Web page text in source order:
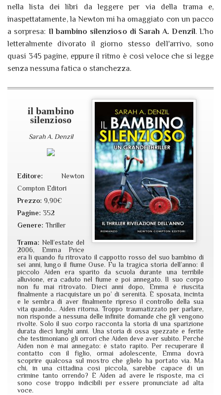
nella lista dei libri da leggere per via della trama e,
inaspettatamente, la Newton mi ha omaggiato con un pacco
a sorpresa: Il bambino silenzioso di Sarah A. Denzil. L'ho
letteralmente divorato il giorno stesso dell'arrivo, sono
quasi 345 pagine, eppure il ritmo è così veloce che si legge
senza nessuna fatica o stanchezza.
il bambino
silenzioso
Sarah A. Denzil
Editore: Newton
Compton Editori
Prezzo:9,90€
Pagine:352
Genere:Thriller
Trama: Nell’estate del
2006, Emma Price
era lì quando fu ritrovato il cappotto rosso del suo bambino di
sei anni, lungo il fiume Ouse. Fu la tragica storia dell’anno: il
piccolo Aiden era sparito da scuola durante una terribile
alluvione, era caduto nel fiume e poi annegato. Il suo corpo
non fu mai ritrovato. Dieci anni dopo, Emma è riuscita
finalmente a riacquistare un po’ di serenità. È sposata, incinta
e le sembra di aver finalmente ripreso il controllo della sua
vita quando… Aiden ritorna. Troppo traumatizzato per parlare,
non risponde a nessuna delle infinite domande che gli vengono
rivolte. Solo il suo corpo racconta la storia di una sparizione
durata dieci lunghi anni. Una storia di ossa spezzate e ferite
che testimoniano gli orrori che Aiden deve aver subito. Perché
Aiden non è mai annegato: è stato rapito. Per recuperare il
contatto con il figlio, ormai adolescente, Emma dovrà
scoprire qualcosa sul mostro che glielo ha portato via. Ma
chi, in una cittadina così piccola, sarebbe capace di un
crimine tanto orrendo? È Aiden ad avere le risposte, ma ci
sono cose troppo indicibili per essere pronunciate ad alta
voce.